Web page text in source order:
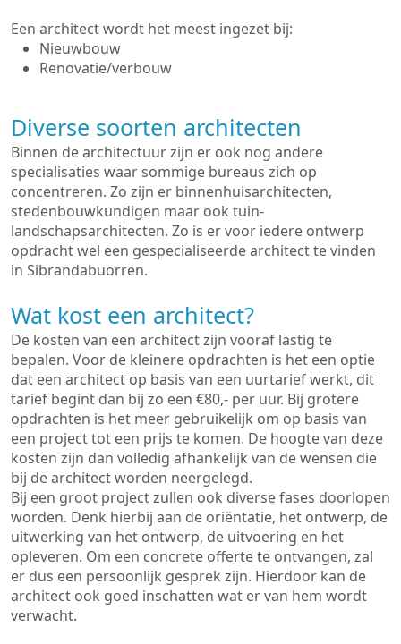
Een architect wordt het meest ingezet bij:
Nieuwbouw
Renovatie/verbouw
Diverse soorten architecten
Binnen de architectuur zijn er ook nog andere
specialisaties waar sommige bureaus zich op
concentreren. Zo zijn er binnenhuisarchitecten,
stedenbouwkundigen maar ook tuin-
landschapsarchitecten. Zo is er voor iedere ontwerp
opdracht wel een gespecialiseerde architect te vinden
in Sibrandabuorren.
Wat kost een architect?
De kosten van een architect zijn vooraf lastig te
bepalen. Voor de kleinere opdrachten is het een optie
dat een architect op basis van een uurtarief werkt, dit
tarief begint dan bij zo een €80,- per uur. Bij grotere
opdrachten is het meer gebruikelijk om op basis van
een project tot een prijs te komen. De hoogte van deze
kosten zijn dan volledig afhankelijk van de wensen die
bij de architect worden neergelegd.
Bij een groot project zullen ook diverse fases doorlopen
worden. Denk hierbij aan de oriëntatie, het ontwerp, de
uitwerking van het ontwerp, de uitvoering en het
opleveren. Om een concrete offerte te ontvangen, zal
er dus een persoonlijk gesprek zijn. Hierdoor kan de
architect ook goed inschatten wat er van hem wordt
verwacht.